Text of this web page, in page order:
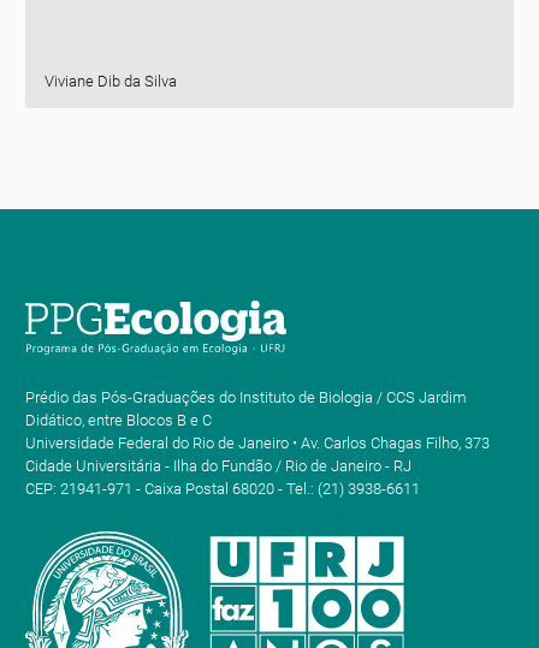
Viviane Dib da Silva
Prédio das Pós-Graduações do Instituto de Biologia / CCS Jardim
Didático, entre Blocos B e C
Universidade Federal do Rio de Janeiro • Av. Carlos Chagas Filho, 373
Cidade Universitária - Ilha do Fundão / Rio de Janeiro - RJ
CEP: 21941-971 - Caixa Postal 68020 - Tel.: (21) 3938-6611